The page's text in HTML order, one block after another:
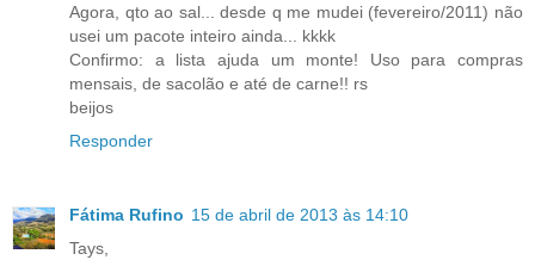
Agora, qto ao sal... desde q me mudei (fevereiro/2011) não
usei um pacote inteiro ainda... kkkk
Confirmo: a lista ajuda um monte! Uso para compras
mensais, de sacolão e até de carne!! rs
beijos
Responder
Fátima Rufino 15 de abril de 2013 às 14:10
Tays,